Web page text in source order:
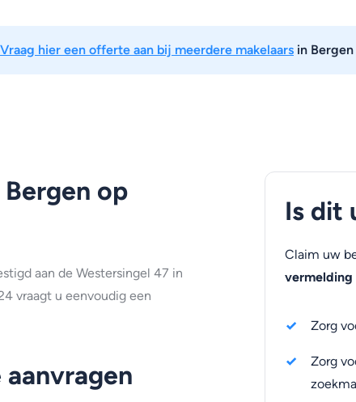
Vraag hier een offerte aan bij meerdere makelaars in
op
aan de Westersingel 47 in
vraagt u eenvoudig een
Is dit
Claim uw
vermelding
Zorg
Zorg